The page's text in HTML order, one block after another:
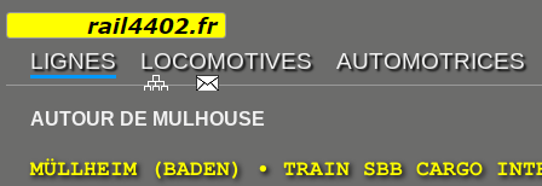
AUTOUR DE MULHOUSE
MÜLLHEIM (BADEN) • TRAIN SBB CARGO